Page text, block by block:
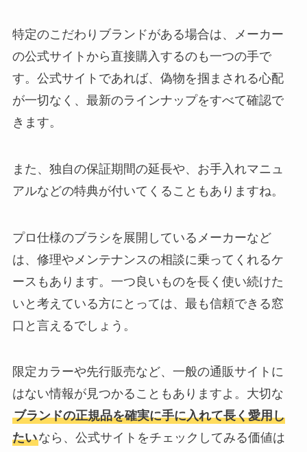
特定のこだわりブランドがある場合は、メーカー
の公式サイトから直接購入するのも一つの手で
す。公式サイトであれば、偽物を掴まされる心配
が一切なく、最新のラインナップをすべて確認で
きます。
また、独自の保証期間の延長や、お手入れマニュ
アルなどの特典が付いてくることもありますね。
プロ仕様のブラシを展開しているメーカーなど
は、修理やメンテナンスの相談に乗ってくれるケ
ースもあります。一つ良いものを長く使い続けた
いと考えている方にとっては、最も信頼できる窓
口と言えるでしょう。
限定カラーや先行販売など、一般の通販サイトに
はない情報が見つかることもありますよ。大切な
ブランドの正規品を確実に手に入れて長く愛用し
たいなら、公式サイトをチェックしてみる価値は